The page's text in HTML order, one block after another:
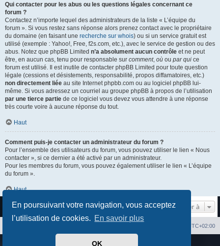
En poursuivant votre navigation, vous acceptez
l’utilisation de cookies. En savoir plus
OK
Qui contacter pour les abus ou les questions légales concernant ce
forum ?
Contactez n’importe lequel des administrateurs de la liste « L’équipe du
forum ». Si vous restez sans réponse alors prenez contact avec le propriétaire
du domaine (en faisant une recherche sur whois) ou si un service gratuit est
utilisé (exemple : Yahoo!, Free, f2s.com, etc.), avec le service de gestion ou des
abus. Notez que phpBB Limited n’a absolument aucun contrôle et ne peut
être, en aucun cas, tenu pour responsable sur comment, où ou par qui ce
forum est utilisé. Il est inutile de contacter phpBB Limited pour toute question
légale (cessions et désistements, responsabilité, propos diffamatoires, etc.)
non directement liée au site Internet phpbb.com ou au logiciel phpBB lui-
même. Si vous adressez un courriel au groupe phpBB à propos de l’utilisation
par une tierce partie de ce logiciel vous devez vous attendre à une réponse
très courte voire à aucune réponse du tout.
Haut
Comment puis-je contacter un administrateur du forum ?
Pour l’ensemble des utilisateurs du forum, vous pouvez utiliser le lien « Nous
contacter », si ce dernier a été activé par un administrateur.
Pour les membres du forum, vous pouvez également utiliser le lien « L’équipe
du forum ».
Haut
Aller à
UTC+02:00
phpBB® Forum Software © phpBB Limited